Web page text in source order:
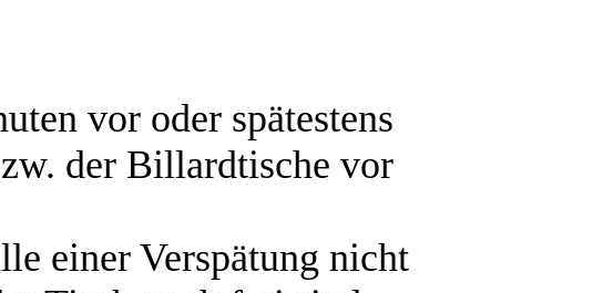
vor oder spätestens
der Billardtische vor
einer Verspätung nicht